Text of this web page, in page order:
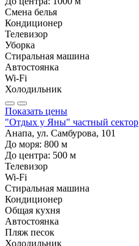
Смена белья
Кондиционер
Телевизор
Уборка
Стиральная машина
Автостоянка
Wi-Fi
Холодильник
Показать цены
"Отдых у Яны" частный сектор
Анапа, ул. Самбурова, 101
До моря: 800 м
До центра: 500 м
Телевизор
Wi-Fi
Стиральная машина
Кондиционер
Общая кухня
Автостоянка
Пляж песок
Холодильник